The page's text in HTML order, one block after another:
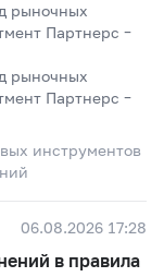
рыночных
Партнерс –
рыночных
Партнерс –
инструментов
06.08.2026 17:28
в правила